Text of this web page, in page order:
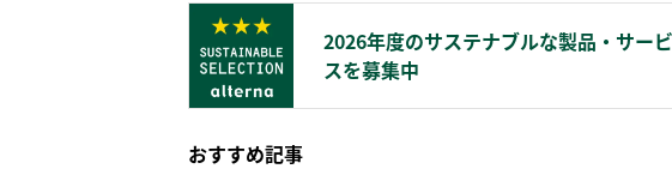
2026年度のサステナブルな製品・サービ
スを募集中
おすすめ記事